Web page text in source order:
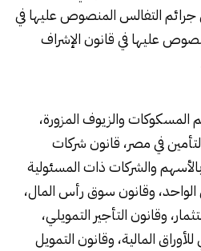
جرائم التفالس المنصوص عليها في
عليها في قانون الإشراف
المسكوكات والزيوف المزورة،
في مصر، قانون شركات
والشركات ذات المسئولية
وقانون سوق رأس المال،
وقانون التأجير التمويلي،
المالية، وقانون التمويل